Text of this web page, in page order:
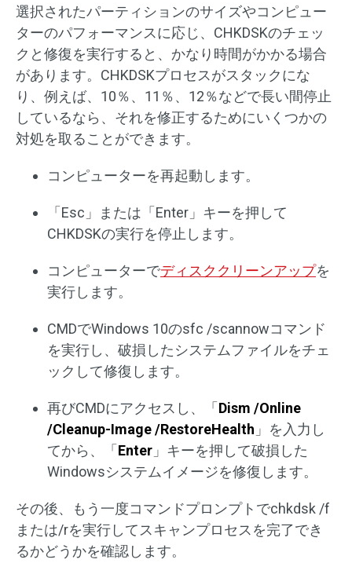
選択されたパーティションのサイズやコンピュー
ターのパフォーマンスに応じ、CHKDSKのチェッ
クと修復を実行すると、かなり時間がかかる場合
があります。CHKDSKプロセスがスタックにな
り、例えば、10％、11％、12％などで長い間停止
しているなら、それを修正するためにいくつかの
対処を取ることができます。
コンピューターを再起動します。
「Esc」または「Enter」キーを押して
CHKDSKの実行を停止します。
コンピューターでディスククリーンアップを
実行します。
CMDでWindows 10のsfc /scannowコマンド
を実行し、破損したシステムファイルをチェ
ックして修復します。
再びCMDにアクセスし、「 Dism /Online
/Cleanup-Image /RestoreHealth 」を入力し
てから、「 Enter 」キーを押して破損した
Windowsシステムイメージを修復します。
その後、もう一度コマンドプロンプトでchkdsk /f
または/rを実行してスキャンプロセスを完了でき
るかどうかを確認します。